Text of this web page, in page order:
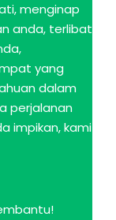
menginap
anda, terlibat
yang
dalam
perjalanan
impikan, kami